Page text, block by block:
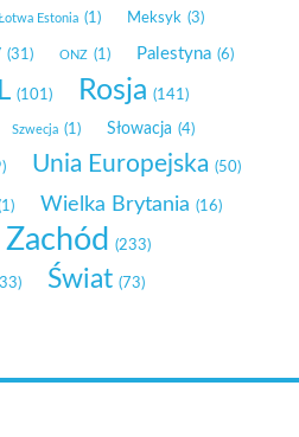
Estonia (1) Meksyk (3)
(31) ONZ (1) Palestyna (6)
(101) Rosja (141)
Szwecja (1) Słowacja (4)
Unia Europejska (50)
Wielka Brytania (16)
Zachód (233)
Świat (73)